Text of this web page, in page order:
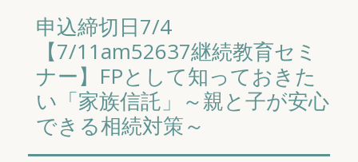
申込締切日7/4
【7/11am52637継続教育セミ
ナー】FPとして知っておきた
い「家族信託」～親と子が安心
できる相続対策～